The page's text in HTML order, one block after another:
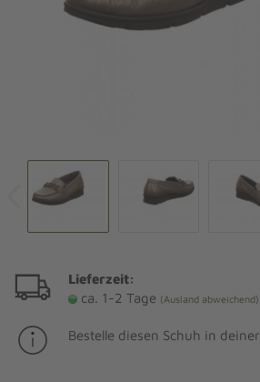
Lieferzeit:
ca. 1-2 Tage (Ausland abweichend)
Bestelle diesen Schuh in deiner